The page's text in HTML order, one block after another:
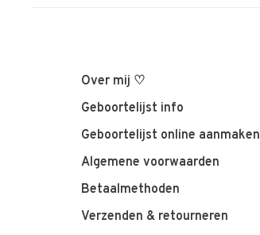
Over mij ♡
Geboortelijst info
Geboortelijst online aanmaken
Algemene voorwaarden
Betaalmethoden
Verzenden & retourneren